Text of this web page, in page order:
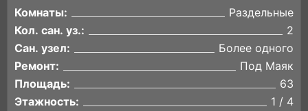
Комнаты:
Раздельные
Кол. сан. уз.:
2
Сан. узел:
Более одного
Ремонт:
Под Маяк
Площадь:
63
Этажность:
1 / 4